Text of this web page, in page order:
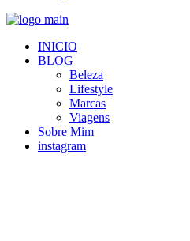
INICIO
BLOG
Beleza
Lifestyle
Marcas
Viagens
Sobre Mim
instagram